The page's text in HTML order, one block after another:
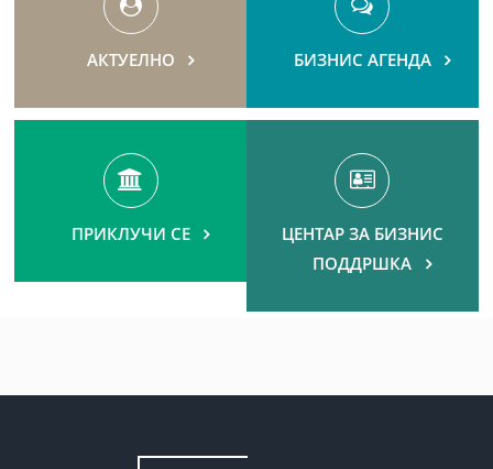
ОБЕДИНЕТИТЕ
НАЦИИ
АКТУЕЛНО БИЗНИС АГЕНДА
ПРИКЛУЧИ СЕ
ЦЕНТАР ЗА БИЗНИС
ПОДДРШКА